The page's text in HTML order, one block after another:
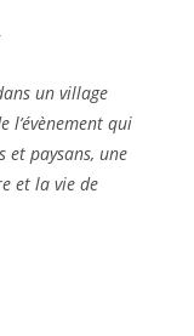
un village
qui
et paysans, une
et la vie de